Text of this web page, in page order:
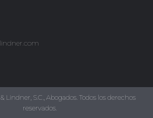
Lindner, S.C., Abogados. Todos los derechos
reservados.